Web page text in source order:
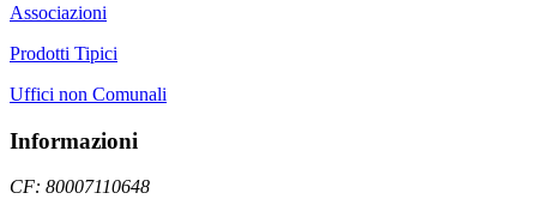
Associazioni
Prodotti Tipici
Uffici non Comunali
Informazioni
CF: 80007110648